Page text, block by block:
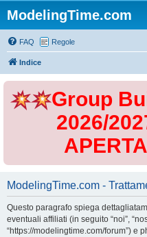
ModelingTime.com
FAQ Regole
Indice
Group
2026/
ModelingTime.com -
Questo paragrafo spiega
eventuali affiliati (in seguito “noi”,
“https://modelingtime.com/forum”) e